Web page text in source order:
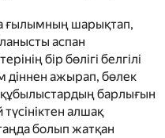
ғылымның шарықтап,
аспан
бір бөлігі белгілі
діннен ажырап, бөлек
барлығын
алшақ
болып жатқан